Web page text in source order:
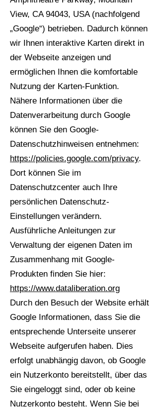
View, CA 94043, USA (nachfolgend
„Google“) betrieben. Dadurch können
wir Ihnen interaktive Karten direkt in
der Webseite anzeigen und
ermöglichen Ihnen die komfortable
Nutzung der Karten-Funktion.
Nähere Informationen über die
Datenverarbeitung durch Google
können Sie den Google-
Datenschutzhinweisen entnehmen:
https://policies.google.com/privacy.
Dort können Sie im
Datenschutzcenter auch Ihre
persönlichen Datenschutz-
Einstellungen verändern.
Ausführliche Anleitungen zur
Verwaltung der eigenen Daten im
Zusammenhang mit Google-
Produkten finden Sie hier:
https://www.dataliberation.org
Durch den Besuch der Website erhält
Google Informationen, dass Sie die
entsprechende Unterseite unserer
Webseite aufgerufen haben. Dies
erfolgt unabhängig davon, ob Google
ein Nutzerkonto bereitstellt, über das
Sie eingeloggt sind, oder ob keine
Nutzerkonto besteht. Wenn Sie bei